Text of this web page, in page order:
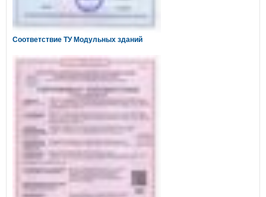
Соответствие ТУ Модульных зданий